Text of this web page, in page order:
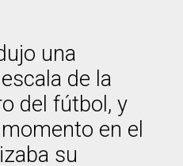
una
de la
del fútbol, y
en el
su